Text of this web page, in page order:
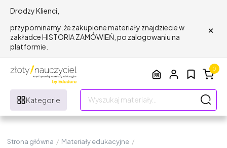
Drodzy Klienci,
przypominamy, że zakupione materiały znajdziecie w
zakładce HISTORIA ZAMÓWIEŃ, po zalogowaniu na
platformie.
×
Kategorie
0
Strona główna / Materiały edukacyjne /